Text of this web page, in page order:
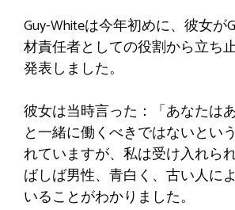
Guy-Whiteは今年初めに、彼女が
材責任者としての役割から立ち
発表しました。
彼女は当時言った：「あなたは
と一緒に働くべきではないとい
れていますが、私は受け入れら
ばしば男性、青白く、古い人に
いることがわかりました。